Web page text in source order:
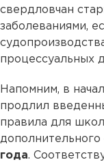
свердловчан
заболеваниями,
процессуальных
Напомним, в
продлил
правила для
дополнительного
года.